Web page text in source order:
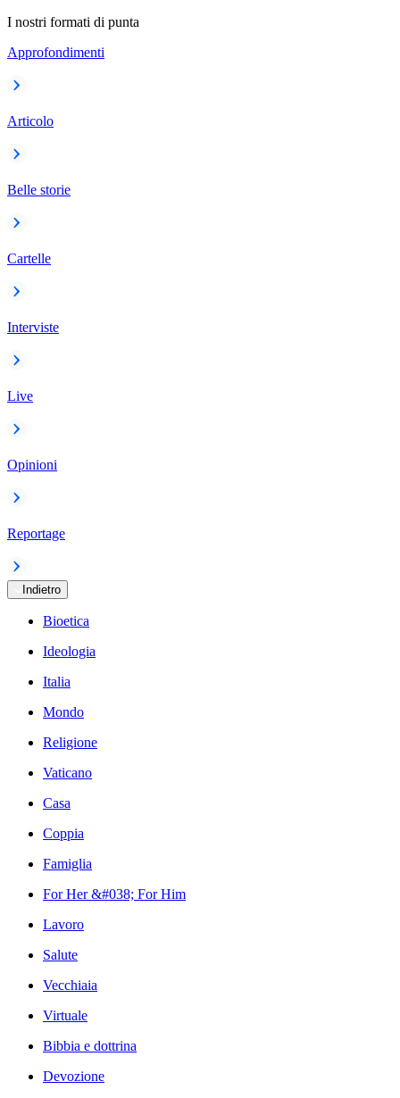
I nostri formati di punta
Approfondimenti
Articolo
Belle storie
Cartelle
Interviste
Live
Opinioni
Reportage
Indietro
Bioetica
Ideologia
Italia
Mondo
Religione
Vaticano
Casa
Coppia
Famiglia
For Her &#038; For Him
Lavoro
Salute
Vecchiaia
Virtuale
Bibbia e dottrina
Devozione